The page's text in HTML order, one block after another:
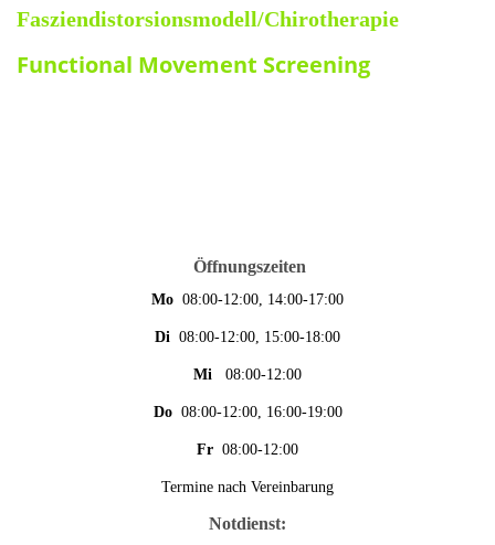
Fasziendistorsionsmodell/Chirotherapie
Functional Movement Screening
Öffnungszeiten
Mo 08:00-12:00, 14:00-17:00
Di 08:00-12:00, 15:00-18:00
Mi 08:00-12:00
Do 08:00-12:00, 16:00-19:00
Fr 08:00-12:00
Termine nach Vereinbarung
Notdienst: